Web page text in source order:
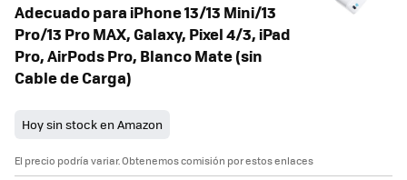
Adecuado para iPhone 13/13 Mini/13
Pro/13 Pro MAX, Galaxy, Pixel 4/3, iPad
Pro, AirPods Pro, Blanco Mate (sin
Cable de Carga)
Hoy sin stock en Amazon
El precio podría variar. Obtenemos comisión por estos enlaces